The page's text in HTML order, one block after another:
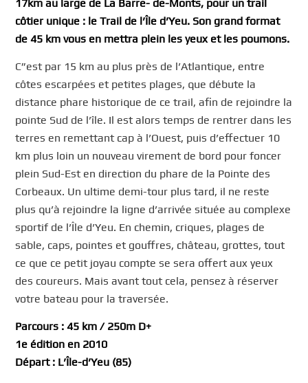
17km au large de La Barre- de-Monts, pour un trail
côtier unique : le Trail de l’Île d’Yeu. Son grand format
de 45 km vous en mettra plein les yeux et les poumons.
C”est par 15 km au plus près de l’Atlantique, entre
côtes escarpées et petites plages, que débute la
distance phare historique de ce trail, afin de rejoindre la
pointe Sud de l’île. Il est alors temps de rentrer dans les
terres en remettant cap à l’Ouest, puis d’effectuer 10
km plus loin un nouveau virement de bord pour foncer
plein Sud-Est en direction du phare de la Pointe des
Corbeaux. Un ultime demi-tour plus tard, il ne reste
plus qu’à rejoindre la ligne d’arrivée située au complexe
sportif de l’Île d’Yeu. En chemin, criques, plages de
sable, caps, pointes et gouffres, château, grottes, tout
ce que ce petit joyau compte se sera offert aux yeux
des coureurs. Mais avant tout cela, pensez à réserver
votre bateau pour la traversée.
Parcours : 45 km / 250m D+
1e édition en 2010
Départ : L’Île-d’Yeu (85)